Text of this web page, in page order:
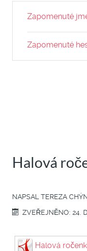
Zapomenuté
Zapomenuté
Halová
NAPSAL TEREZA
ZVEŘEJNĚNO: 24.
Halová